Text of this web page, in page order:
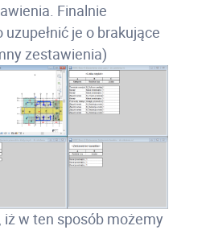
Finalnie
je o brakujące
zestawienia)
w ten sposób możemy